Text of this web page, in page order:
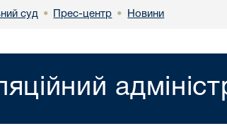
суд • Прес-центр • Новини